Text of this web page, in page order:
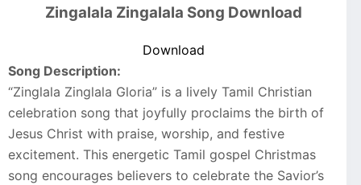
Zingalala Zingalala Song Download
Download
Song Description:
“Zinglala Zinglala Gloria” is a lively Tamil Christian
celebration song that joyfully proclaims the birth of
Jesus Christ with praise, worship, and festive
excitement. This energetic Tamil gospel Christmas
song encourages believers to celebrate the Savior’s